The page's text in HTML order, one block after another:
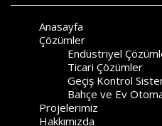
Anasayfa
Çözümler
Endüstriyel
Ticari Çözümler
Geçiş Kontrol
Bahçe ve Ev
Projelerimiz
Hakkımızda